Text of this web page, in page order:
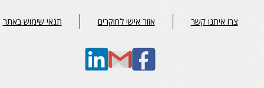
צרו איתנו קשר אזור אישי לחוקרים תנאי שימוש באתר